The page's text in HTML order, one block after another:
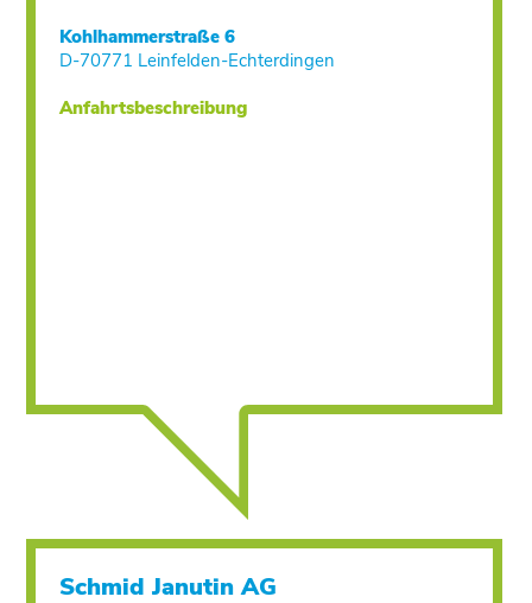
Kohlhammerstraße 6
D-70771 Leinfelden-Echterdingen
Anfahrtsbeschreibung
Schmid Janutin AG